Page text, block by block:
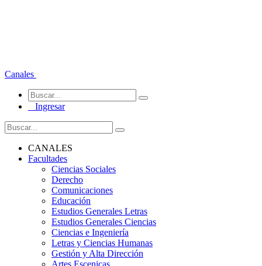
Canales
Ingresar
CANALES
Facultades
Ciencias Sociales
Derecho
Comunicaciones
Educación
Estudios Generales Letras
Estudios Generales Ciencias
Ciencias e Ingeniería
Letras y Ciencias Humanas
Gestión y Alta Dirección
Artes Escenicas